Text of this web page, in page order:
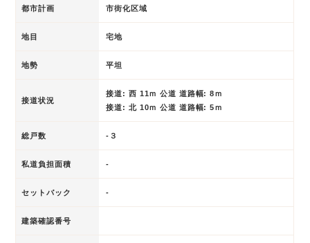
都市計画 市街化区域
地目 宅地
地勢 平坦
接道状況
接道: 西 11ｍ 公道 道路幅: 8ｍ
接道: 北 10ｍ 公道 道路幅: 5ｍ
総戸数 -３
私道負担面積 -
セットバック -
建築確認番号